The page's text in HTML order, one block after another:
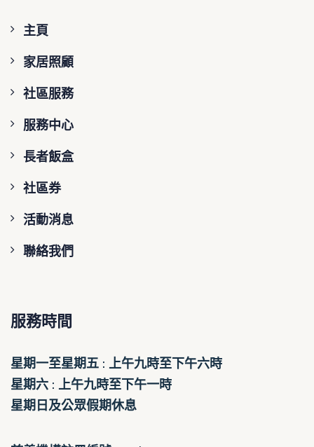
主頁
家居照顧
社區服務
服務中心
長者飯盒
社區券
活動消息
聯絡我們
服務時間
星期一至星期五 : 上午九時至下午六時
星期六 : 上午九時至下午一時
星期日及公眾假期休息